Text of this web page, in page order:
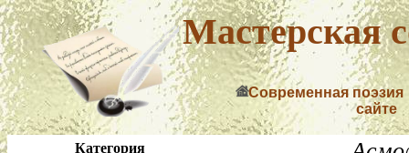
Мастерская
Современная поэзия
сайте
Категория